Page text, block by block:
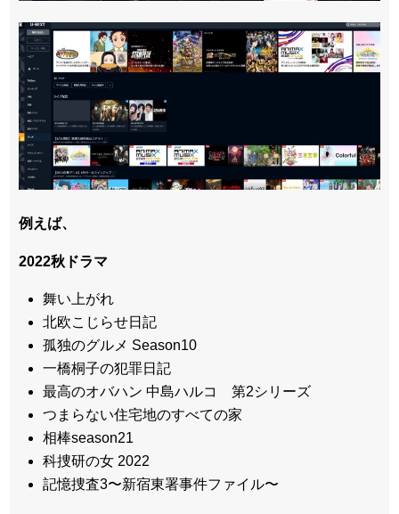
例えば、
2022秋ドラマ
舞い上がれ
北欧こじらせ日記
孤独のグルメ Season10
一橋桐子の犯罪日記
最高のオバハン 中島ハルコ 第2シリーズ
つまらない住宅地のすべての家
相棒season21
科捜研の女 2022
記憶捜査3〜新宿東署事件ファイル〜